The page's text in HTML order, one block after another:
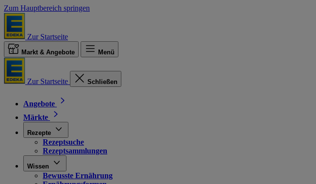
Zum Hauptbereich springen
Zur Startseite
Markt & Angebote Menü
Zur Startseite Schließen
Angebote
Märkte
Rezepte
Rezeptsuche
Rezeptsammlungen
Wissen
Bewusste Ernährung